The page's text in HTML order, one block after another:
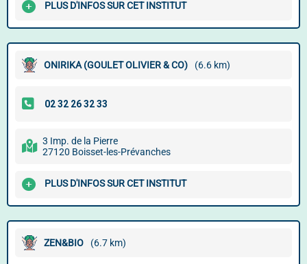
PLUS D'INFOS SUR CET INSTITUT
ONIRIKA (GOULET OLIVIER & CO) (6.6 km)
3 Imp. de la Pierre
27120 Boisset-les-Prévanches
PLUS D'INFOS SUR CET INSTITUT
ZEN&BIO (6.7 km)